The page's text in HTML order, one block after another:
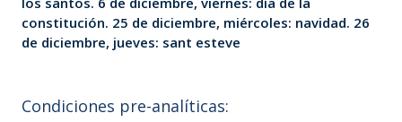
constitución. 25 de diciembre, miércoles: navidad. 26
de diciembre, jueves: sant esteve
Condiciones pre-analíticas: